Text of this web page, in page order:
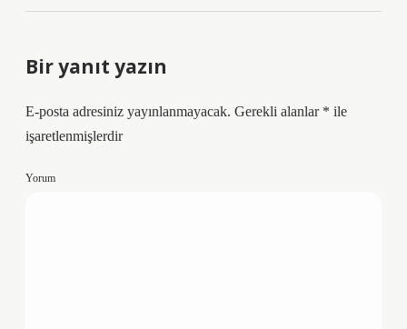
Bir yanıt yazın
E-posta adresiniz yayınlanmayacak. Gerekli alanlar * ile
işaretlenmişlerdir
Yorum